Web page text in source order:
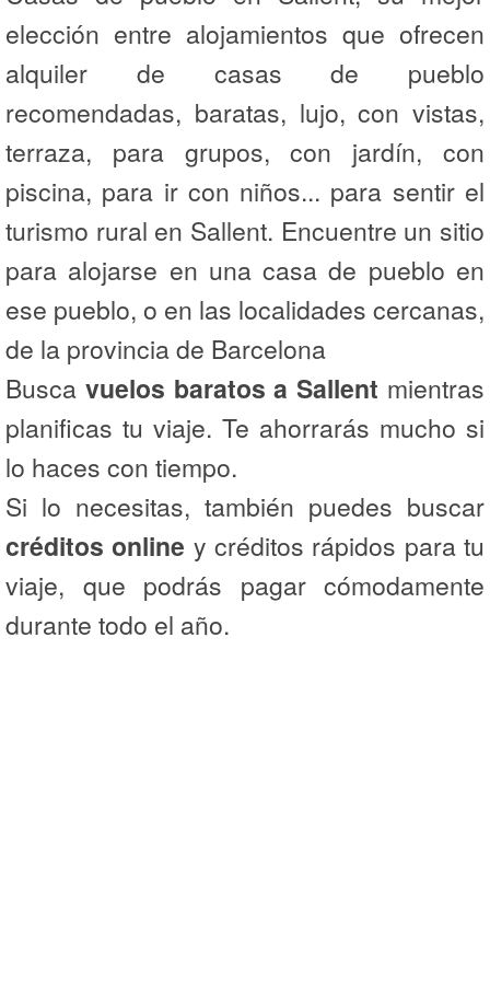
elección entre alojamientos que ofrecen
alquiler de casas de pueblo
recomendadas, baratas, lujo, con vistas,
terraza, para grupos, con jardín, con
piscina, para ir con niños... para sentir el
turismo rural en Sallent. Encuentre un sitio
para alojarse en una casa de pueblo en
ese pueblo, o en las localidades cercanas,
de la provincia de Barcelona
Busca vuelos baratos a Sallent mientras
planificas tu viaje. Te ahorrarás mucho si
lo haces con tiempo.
Si lo necesitas, también puedes buscar
créditos online y créditos rápidos para tu
viaje, que podrás pagar cómodamente
durante todo el año.